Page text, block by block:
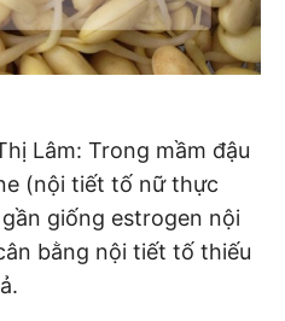
Lâm: Trong mầm đậu
(nội tiết tố nữ thực
giống estrogen nội
bằng nội tiết tố thiếu